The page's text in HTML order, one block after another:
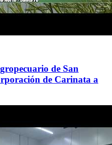
de San
de Carinata a